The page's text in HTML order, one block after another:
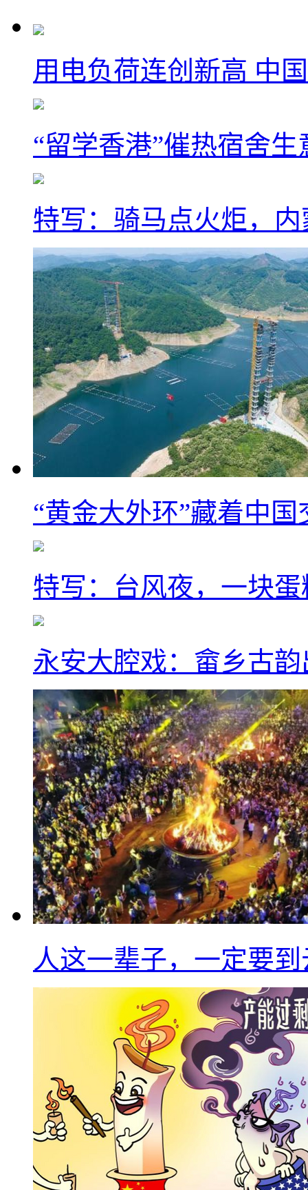
用电负荷连创新高 中
“留学香港”催热宿舍
特写：骑马点火炬，
“黄金大外环”藏着中
特写：台风夜，一块
永安大腔戏：畲乡古
人这一辈子，一定要